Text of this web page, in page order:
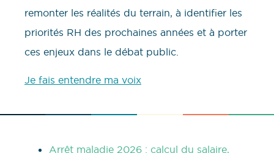
remonter les réalités du terrain, à identifier les
priorités RH des prochaines années et à porter
ces enjeux dans le débat public.
Je fais entendre ma voix
Arrêt maladie 2026 : calcul du salaire,